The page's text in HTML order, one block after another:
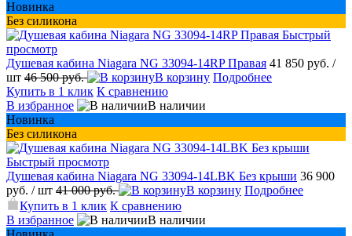
Новинка
Без силикона
Быстрый
просмотр
Душевая кабина Niagara NG 33094-14RP Правая 41 850 руб. /
шт 46 500 руб. В корзину Подробнее
Купить в 1 клик К сравнению
В избранное
В наличии
Новинка
Без силикона
Быстрый просмотр
Душевая кабина Niagara NG 33094-14LBK Без крыши 36 900
руб. / шт 41 000 руб. В корзину Подробнее
Купить в 1 клик К сравнению
В избранное
В наличии